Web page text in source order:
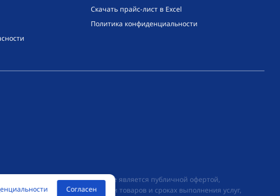
Скачать прайс-лист в Excel
Политика конфиденциальности
и ни при каких условиях не является публичной офертой,
информации о стоимости товаров и сроках выполнения услуг,
Согласен